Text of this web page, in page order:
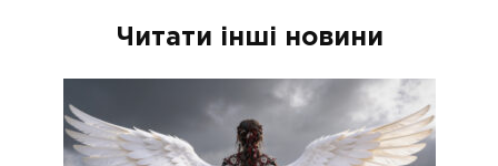
Читати інші новини